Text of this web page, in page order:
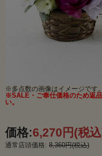
※多点数の画像はイメージです。
※SALE・ご奉仕価格のため返
い。
価格:6,270円(税
通常店頭価格: 8,360円(税込)